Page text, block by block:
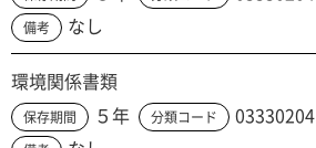
備考 なし
環境関係書類
保存期間 ５年 分類コード 03330204